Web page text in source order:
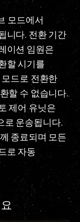
모드에서
니다. 전환 기간
이션 임원은
할 시기를
드로 전환한
할 수 없습니다.
제어 유닛은
로 운송됩니다.
종료되며 모든
로 자동